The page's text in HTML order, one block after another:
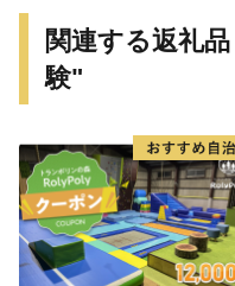
いります。
蓮田市の魅力が詰まっ
関連する返礼
験"